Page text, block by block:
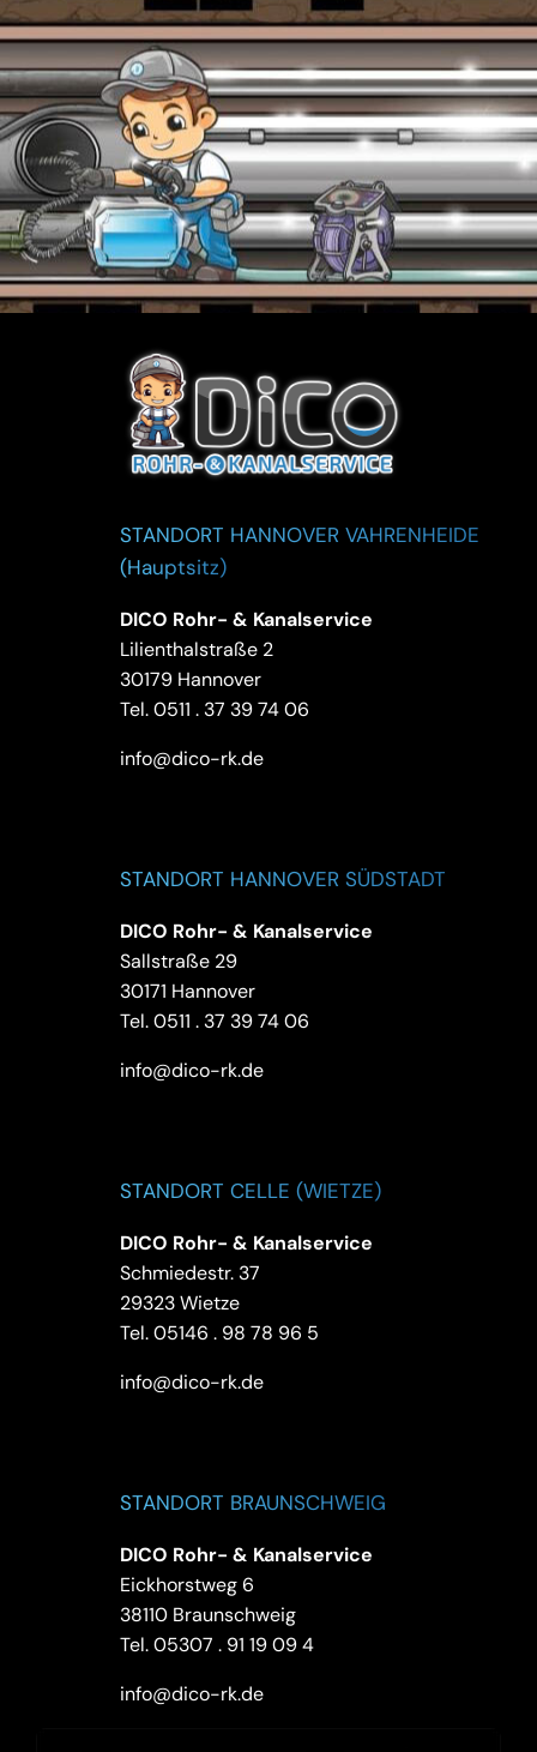
STANDORT HANNOVER VAHRENHEIDE
(Hauptsitz)
DICO Rohr- & Kanalservice
Lilienthalstraße 2
30179 Hannover
Tel.0511 . 37 39 74 06
info@dico-rk.de
STANDORT HANNOVER SÜDSTADT
DICO Rohr- & Kanalservice
Sallstraße 29
30171 Hannover
Tel.0511 . 37 39 74 06
info@dico-rk.de
STANDORT CELLE (WIETZE)
DICO Rohr- & Kanalservice
Schmiedestr. 37
29323 Wietze
Tel.05146 . 98 78 96 5
info@dico-rk.de
STANDORT BRAUNSCHWEIG
DICO Rohr- & Kanalservice
Eickhorstweg 6
38110 Braunschweig
Tel.05307 . 91 19 09 4
info@dico-rk.de